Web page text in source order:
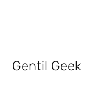
Gentil Geek